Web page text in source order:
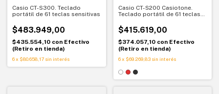
Casio CT-S300. Teclado
portátil de 61 teclas sensitivas
$483.949,00
$435.554,10 con Efectivo
(Retiro en tienda)
6x $80.658,17 sin interés
Casio CT-S200 Casiotone.
Teclado portátil de 61 teclas
$415.619,00
$374.057,10 con Efectivo
(Retiro en tienda)
6 x $69.269,83 sin interés